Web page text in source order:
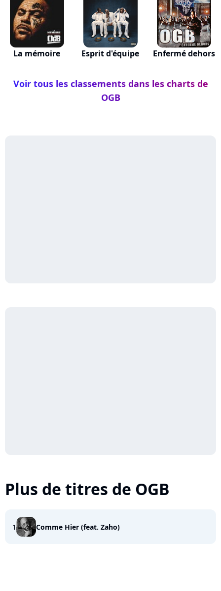
La mémoire Esprit d'équipe Enfermé dehors
Voir tous les classements dans les charts de
OGB
Plus de titres de OGB
1 Comme Hier (feat. Zaho)